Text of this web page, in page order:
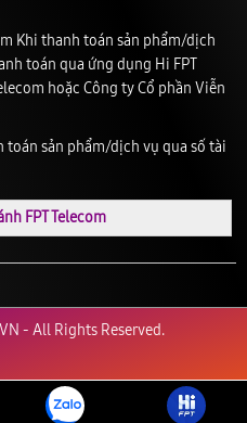
Khi thanh toán sản phẩm/dịch
toán qua ứng dụng Hi FPT
hoặc Công ty Cổ phần Viễn
sản phẩm/dịch vụ qua số tài
FPT Telecom
- All Rights Reserved.